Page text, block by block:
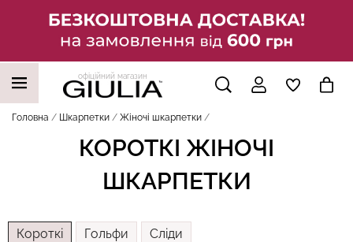
офіційний магазин
Головна Шкарпетки Жіночі шкарпетки
КОРОТКІ ЖІНОЧІ
ШКАРПЕТКИ
Короткі Гольфи Сліди
НАШІ ТРЕНДОВІ ТОВАРИ